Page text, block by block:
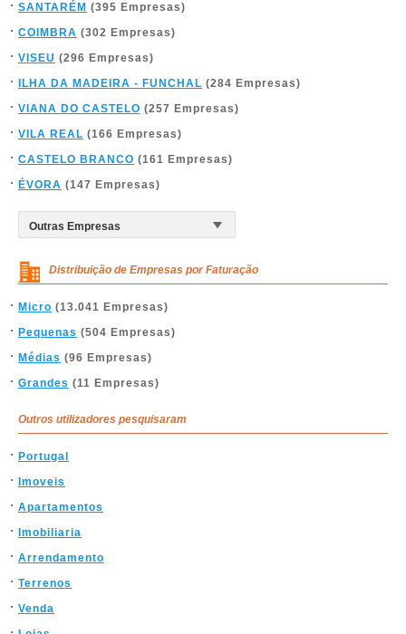
SANTARÉM (395 Empresas)
COIMBRA (302 Empresas)
VISEU (296 Empresas)
ILHA DA MADEIRA - FUNCHAL (284 Empresas)
VIANA DO CASTELO (257 Empresas)
VILA REAL (166 Empresas)
CASTELO BRANCO (161 Empresas)
ÉVORA (147 Empresas)
Distribuição de Empresas por Faturação
Micro (13.041 Empresas)
Pequenas (504 Empresas)
Médias (96 Empresas)
Grandes (11 Empresas)
Outros utilizadores pesquisaram
Portugal
Imoveis
Apartamentos
Imobiliaria
Arrendamento
Terrenos
Venda